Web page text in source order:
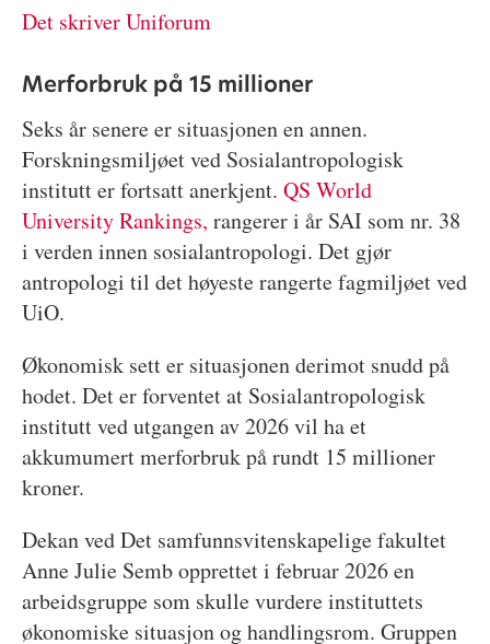
Det skriver Uniforum
Merforbruk på 15 millioner
Seks år senere er situasjonen en annen.
Forskningsmiljøet ved Sosialantropologisk
institutt er fortsatt anerkjent. QS World
University Rankings, rangerer i år SAI som nr. 38
i verden innen sosialantropologi. Det gjør
antropologi til det høyeste rangerte fagmiljøet ved
UiO.
Økonomisk sett er situasjonen derimot snudd på
hodet. Det er forventet at Sosialantropologisk
institutt ved utgangen av 2026 vil ha et
akkumumert merforbruk på rundt 15 millioner
kroner.
Dekan ved Det samfunnsvitenskapelige fakultet
Anne Julie Semb opprettet i februar 2026 en
arbeidsgruppe som skulle vurdere instituttets
økonomiske situasjon og handlingsrom. Gruppen